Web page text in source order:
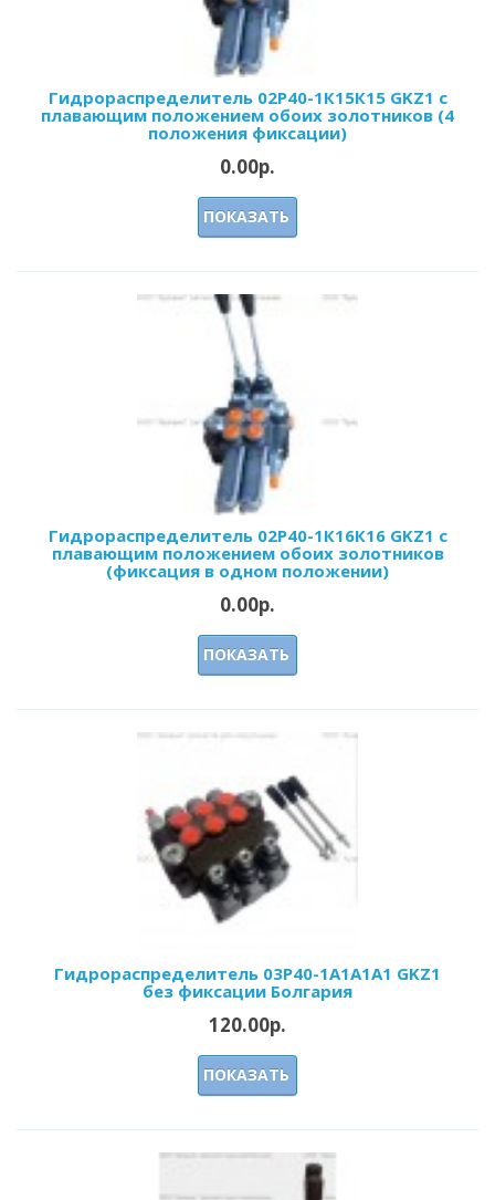
Гидрораспределитель 02Р40-1К15К15 GKZ1 с
плавающим положением обоих золотников (4
положения фиксации)
0.00р.
ПОКАЗАТЬ
Гидрораспределитель 02Р40-1К16К16 GKZ1 с
плавающим положением обоих золотников
(фиксация в одном положении)
0.00р.
ПОКАЗАТЬ
Гидрораспределитель 03Р40-1А1А1A1 GKZ1
без фиксации Болгария
120.00р.
ПОКАЗАТЬ